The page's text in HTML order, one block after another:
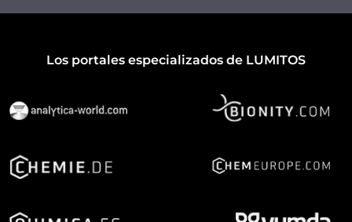
Los portales especializados de LUMITOS